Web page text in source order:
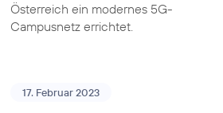
Österreich ein modernes 5G-
Campusnetz errichtet.
17. Februar 2023